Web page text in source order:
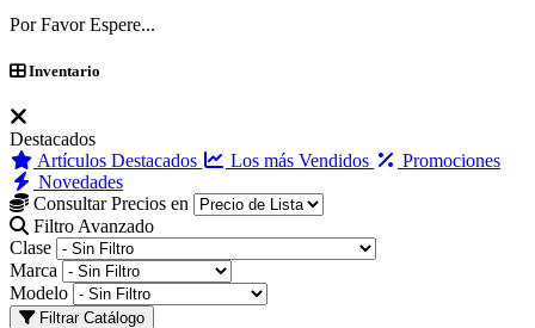
Por Favor Espere...
Inventario
Destacados
Artículos Destacados
Los más Vendidos
Promociones
Novedades
Consultar Precios en
Filtro Avanzado
Clase
Marca
Modelo
Filtrar Catálogo